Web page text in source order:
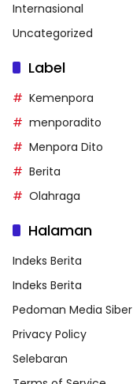
Internasional
Uncategorized
Label
Kemenpora
menporadito
Menpora Dito
Berita
Olahraga
Halaman
Indeks Berita
Indeks Berita
Pedoman Media Siber
Privacy Policy
Selebaran